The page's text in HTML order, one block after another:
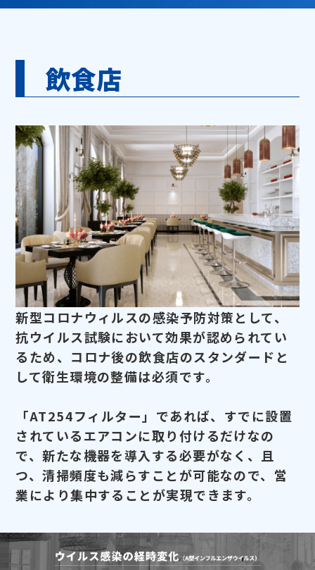
飲食店
新型コロナウィルスの感染予防対策として、
抗ウイルス試験において効果が認められてい
るため、コロナ後の飲食店のスタンダードと
して衛生環境の整備は必須です。
「AT254フィルター」であれば、すでに設置
されているエアコンに取り付けるだけなの
で、新たな機器を導入する必要がなく、且
つ、清掃頻度も減らすことが可能なので、営
業により集中することが実現できます。